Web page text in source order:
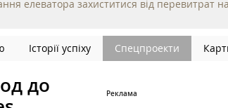
елеватора захиститися від перевитрат
Історії успіху Спецпроекти
до